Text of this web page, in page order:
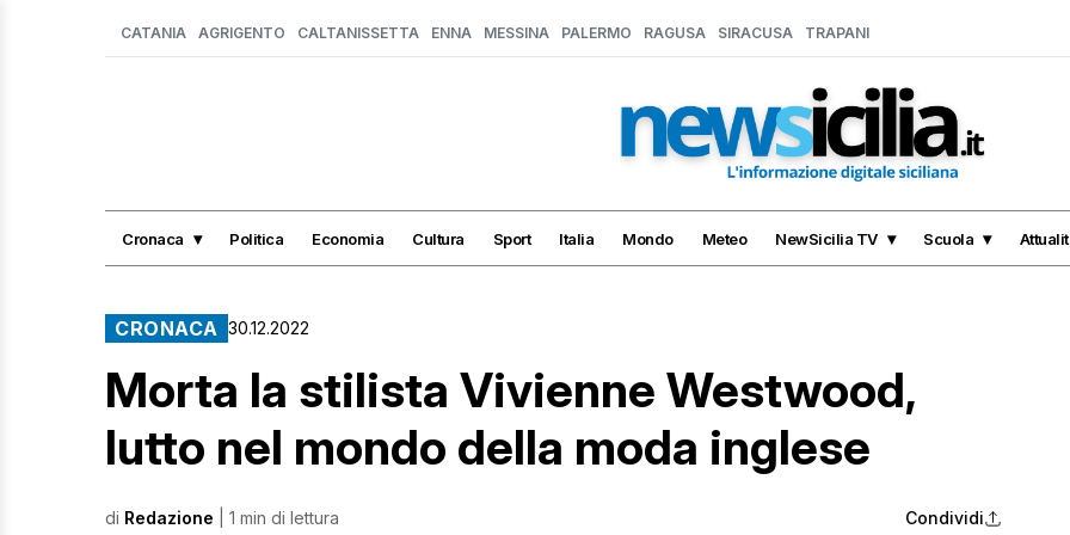
CATANIA AGRIGENTO CALTANISSETTA ENNA MESSINA PALERMO RAGUSA SIRACUSA TRAPANI
Cronaca Politica Economia Cultura Sport Italia Mondo Meteo NewSicilia TV Scuola
CRONACA 30.12.2022
Morta la stilista Vivienne Westwood,
lutto nel mondo della moda inglese
di Redazione | 1 min di lettura Condividi